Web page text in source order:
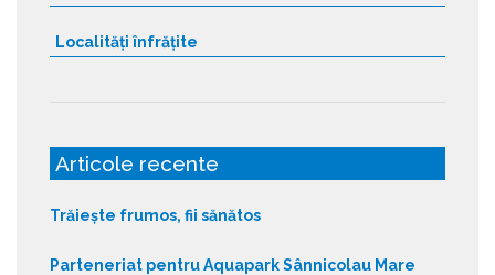
Localități înfrățite
Articole recente
Trăiește frumos, fii sănătos
Parteneriat pentru Aquapark Sânnicolau Mare